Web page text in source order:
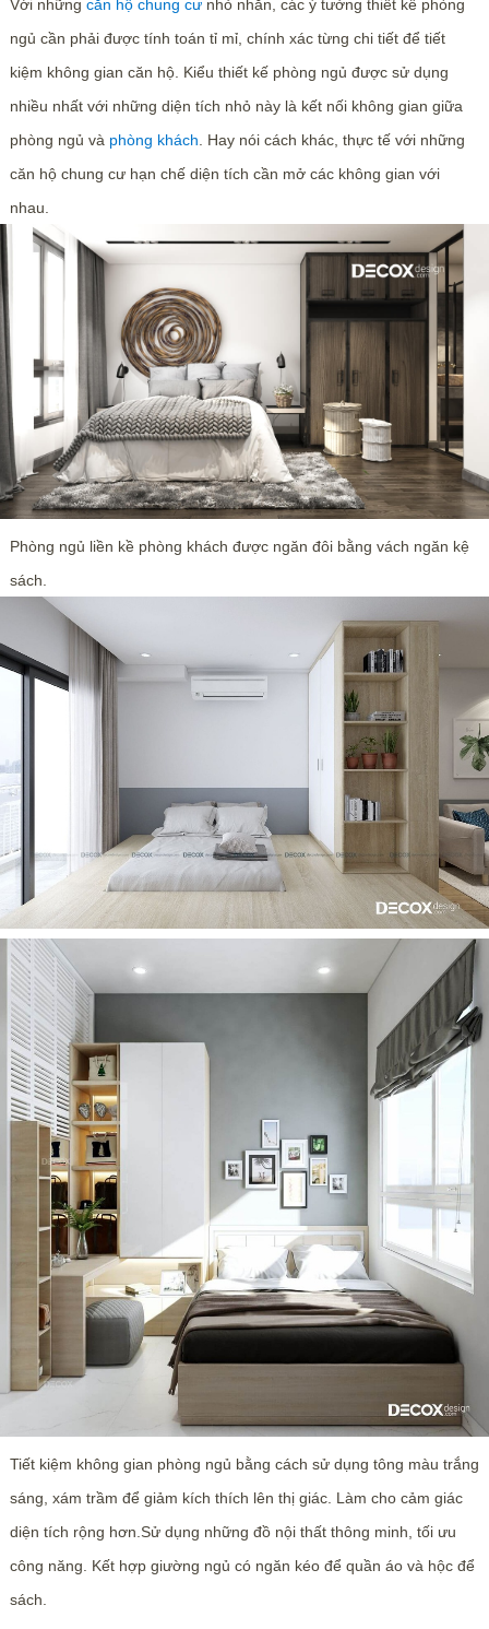
Với những căn hộ chung cưnhỏ nhắn, các ý tưởng thiết kế phòng
ngủ cần phải được tính toán tỉ mỉ, chính xác từng chi tiết để tiết
kiệm không gian căn hộ. Kiểu thiết kế phòng ngủ được sử dụng
nhiều nhất với những diện tích nhỏ này là kết nối không gian giữa
phòng ngủ và phòng khách . Hay nói cách khác, thực tế với những
căn hộ chung cư hạn chế diện tích cần mở các không gian với
nhau.
Phòng ngủ liền kề phòng khách được ngăn đôi bằng vách ngăn kệ
sách.
Tiết kiệm không gian phòng ngủ bằng cách sử dụng tông màu trắng
sáng, xám trầm để giảm kích thích lên thị giác. Làm cho cảm giác
diện tích rộng hơn.Sử dụng những đồ nội thất thông minh, tối ưu
công năng. Kết hợp giường ngủ có ngăn kéo để quần áo và hộc để
sách.